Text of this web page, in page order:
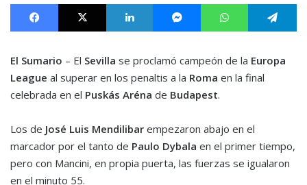
Facebook X LinkedIn MessengerWhatsApp
El Sumario – El Sevilla se proclamó campeón de la Europa
League al superar en los penaltis a la Roma en la final
celebrada en el Puskás Aréna de Budapest.
Los de José Luis Mendilibar empezaron abajo en el
marcador por el tanto de Paulo Dybala en el primer tiempo,
pero con Mancini, en propia puerta, las fuerzas se igualaron
en el minuto 55.